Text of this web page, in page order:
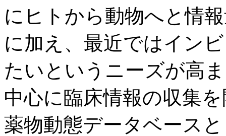
にヒトから動物へと情
に加え、最近ではイン
たいというニーズが高
中心に臨床情報の収集
薬物動態データベース